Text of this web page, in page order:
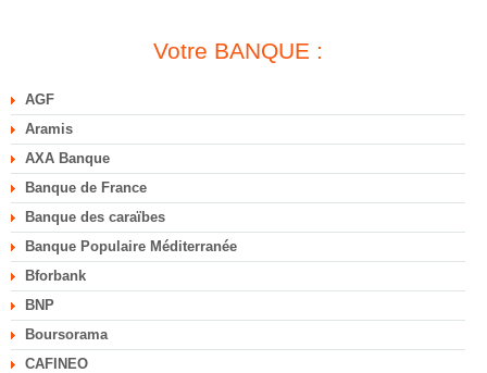
Votre BANQUE :
AGF
Aramis
AXA Banque
Banque de France
Banque des caraïbes
Banque Populaire Méditerranée
Bforbank
BNP
Boursorama
CAFINEO